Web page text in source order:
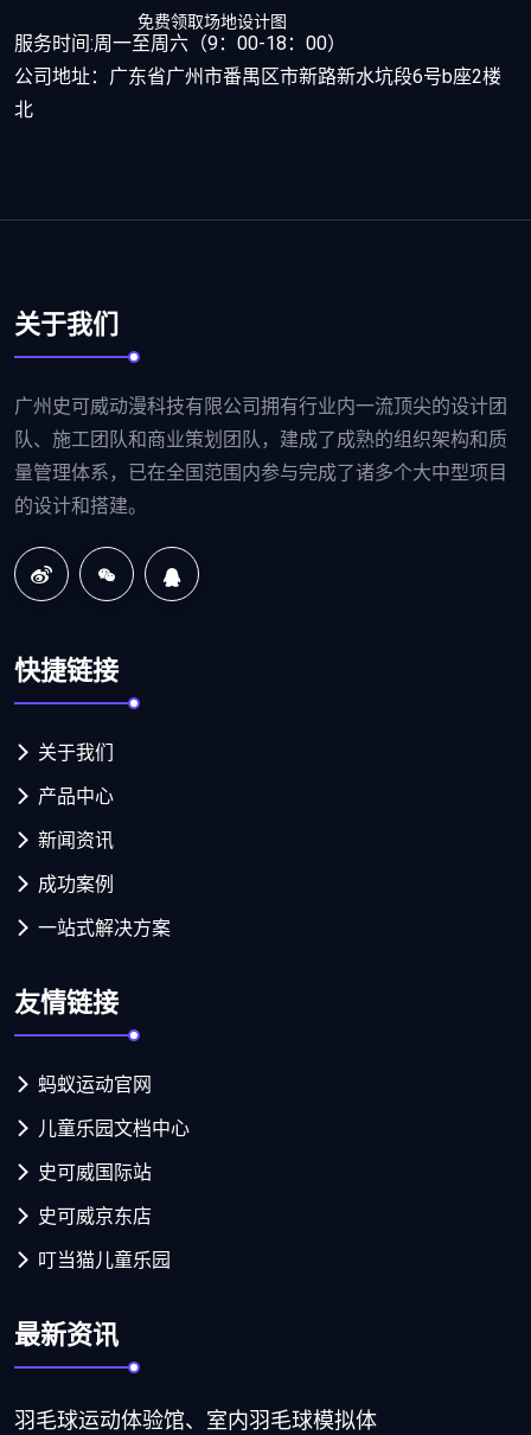
免费领取场地设计图
服务时间:周一至周六（9：00-18：00）
公司地址：广东省广州市番禺区市新路新水坑段6号b座2楼
北
关于我们
广州史可威动漫科技有限公司拥有行业内一流顶尖的设计团
队、施工团队和商业策划团队，建成了成熟的组织架构和质
量管理体系，已在全国范围内参与完成了诸多个大中型项目
的设计和搭建。
快捷链接
关于我们
产品中心
新闻资讯
成功案例
一站式解决方案
友情链接
蚂蚁运动官网
儿童乐园文档中心
史可威国际站
史可威京东店
叮当猫儿童乐园
最新资讯
羽毛球运动体验馆、室内羽毛球模拟体